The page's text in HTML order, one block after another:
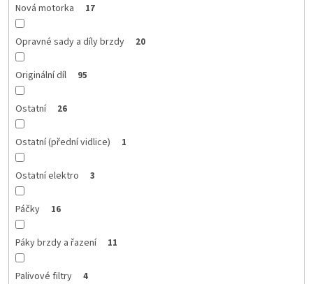
Nová motorka 17
Opravné sady a díly brzdy 20
Originální díl 95
Ostatní 26
Ostatní (přední vidlice) 1
Ostatní elektro 3
Páčky 16
Páky brzdy a řazení 11
Palivové filtry 4